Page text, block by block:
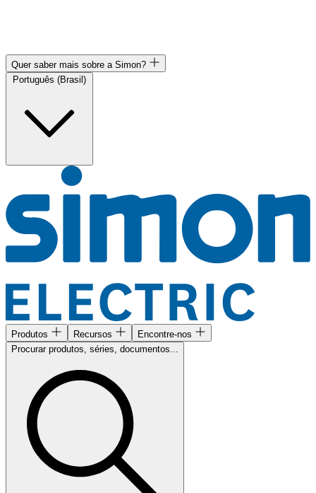
Quer saber mais sobre a Simon?
Produtos Recursos
Encontre-nos
Procurar produtos, séries, documentos...